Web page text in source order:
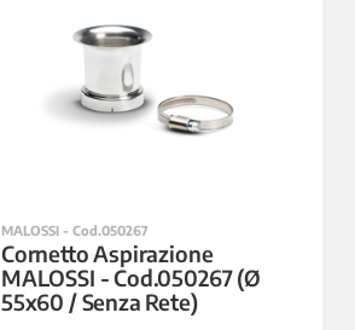
MALOSSI - Cod.050267
Cornetto Aspirazione
MALOSSI - Cod.050267 (Ø
55x60 / Senza Rete)